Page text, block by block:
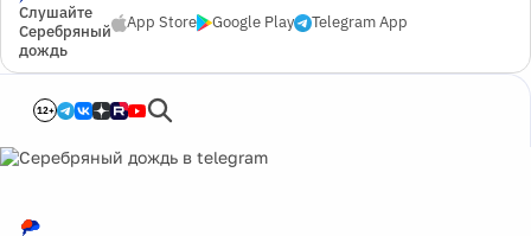
Слушайте
Серебряный
дождь
App Store Google Play Telegram App
12+